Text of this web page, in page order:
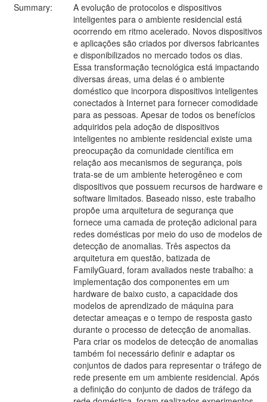
Summary:
A evolução de protocolos e dispositivos
inteligentes para o ambiente residencial está
ocorrendo em ritmo acelerado. Novos dispositivos
e aplicações são criados por diversos fabricantes
e disponibilizados no mercado todos os dias.
Essa transformação tecnológica está impactando
diversas áreas, uma delas é o ambiente
doméstico que incorpora dispositivos inteligentes
conectados à Internet para fornecer comodidade
para as pessoas. Apesar de todos os benefícios
adquiridos pela adoção de dispositivos
inteligentes no ambiente residencial existe uma
preocupação da comunidade científica em
relação aos mecanismos de segurança, pois
trata-se de um ambiente heterogêneo e com
dispositivos que possuem recursos de hardware e
software limitados. Baseado nisso, este trabalho
propõe uma arquitetura de segurança que
fornece uma camada de proteção adicional para
redes domésticas por meio do uso de modelos de
detecção de anomalias. Três aspectos da
arquitetura em questão, batizada de
FamilyGuard, foram avaliados neste trabalho: a
implementação dos componentes em um
hardware de baixo custo, a capacidade dos
modelos de aprendizado de máquina para
detectar ameaças e o tempo de resposta gasto
durante o processo de detecção de anomalias.
Para criar os modelos de detecção de anomalias
também foi necessário definir e adaptar os
conjuntos de dados para representar o tráfego de
rede presente em um ambiente residencial. Após
a definição do conjunto de dados de tráfego da